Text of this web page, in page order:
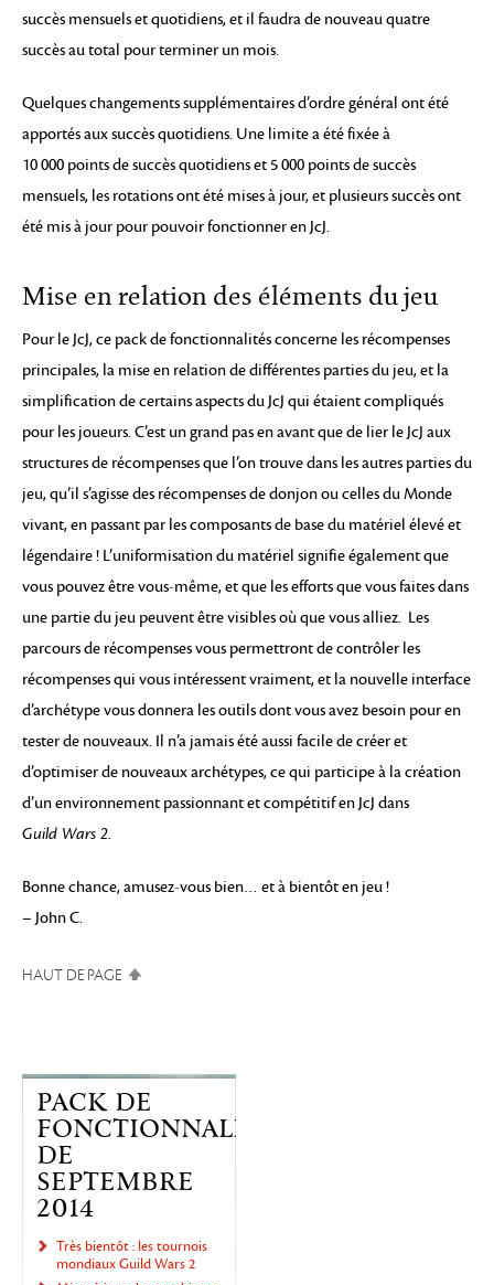
succès mensuels et quotidiens, et il faudra de nouveau quatre
succès au total pour terminer un mois.
Quelques changements supplémentaires d’ordre général ont été
apportés aux succès quotidiens. Une limite a été fixée à
10 000 points de succès quotidiens et 5 000 points de succès
mensuels, les rotations ont été mises à jour, et plusieurs succès ont
été mis à jour pour pouvoir fonctionner en JcJ.
Mise en relation des éléments du jeu
Pour le JcJ, ce pack de fonctionnalités concerne les récompenses
principales, la mise en relation de différentes parties du jeu, et la
simplification de certains aspects du JcJ qui étaient compliqués
pour les joueurs. C’est un grand pas en avant que de lier le JcJ aux
structures de récompenses que l’on trouve dans les autres parties du
jeu, qu’il s’agisse des récompenses de donjon ou celles du Monde
vivant, en passant par les composants de base du matériel élevé et
légendaire ! L’uniformisation du matériel signifie également que
vous pouvez être vous-même, et que les efforts que vous faites dans
une partie du jeu peuvent être visibles où que vous alliez. Les
parcours de récompenses vous permettront de contrôler les
récompenses qui vous intéressent vraiment, et la nouvelle interface
d’archétype vous donnera les outils dont vous avez besoin pour en
tester de nouveaux. Il n’a jamais été aussi facile de créer et
d’optimiser de nouveaux archétypes, ce qui participe à la création
d’un environnement passionnant et compétitif en JcJ dans
Guild Wars 2.
Bonne chance, amusez-vous bien… et à bientôt en jeu !
– John C.
HAUT DE PAGE
PACK DE
FONCTIONNALITÉS
DE
SEPTEMBRE
2014
Très bientôt : les tournois
mondiaux Guild Wars 2